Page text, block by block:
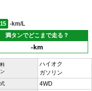
-km/L
満タンでどこまで走る？
-km
ハイオク
ガソリン
4WD